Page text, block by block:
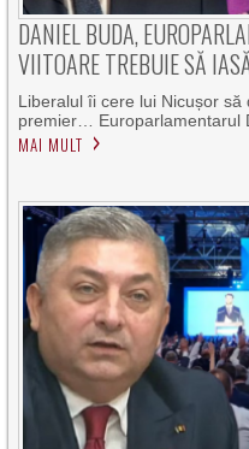
DANIEL BUDA,
VIITOARE TREBUIE SĂ
Liberalul îi cere lui Nicușor
premier… Europarlamentarul
MAI MULT